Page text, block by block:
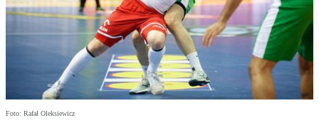
Foto: Rafał Oleksiewicz